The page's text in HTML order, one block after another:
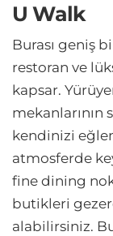
U Walk
Burası geniş
restoran ve
kapsar.
kendinizi
atmosferde
fine dining
butikleri
alabilirsiniz.